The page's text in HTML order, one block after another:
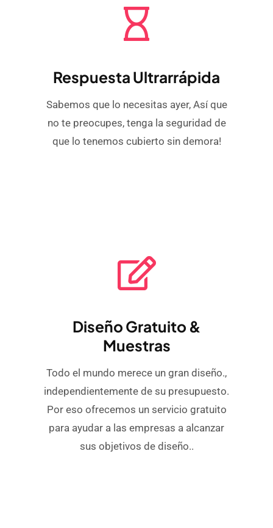
Respuesta Ultrarrápida
Sabemos que lo necesitas ayer, Así que
no te preocupes, tenga la seguridad de
que lo tenemos cubierto sin demora!
Diseño Gratuito &
Muestras
Todo el mundo merece un gran diseño.,
independientemente de su presupuesto.
Por eso ofrecemos un servicio gratuito
para ayudar a las empresas a alcanzar
sus objetivos de diseño..